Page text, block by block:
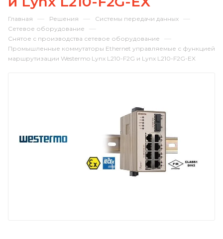
Главная — Решения — Системы передачи данных —
Сетевое оборудование —
Снятое с производства сетевое оборудование —
Промышленные коммутаторы Ethernet управляемые с функцией
маршрутизации Westermo Lynx L210-F2G и Lynx L210-F2G-EX